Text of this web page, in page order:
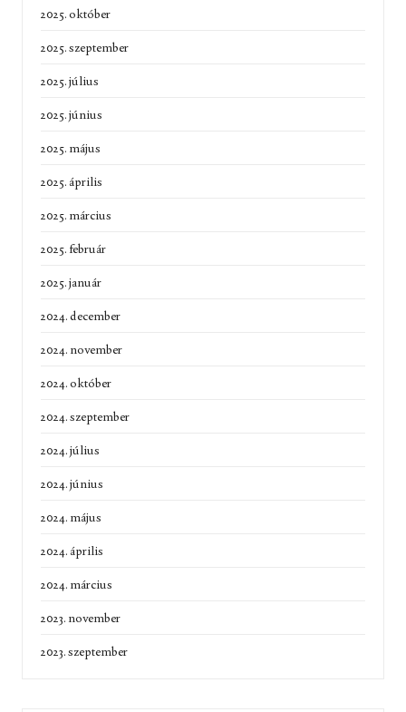
2025. október
2025. szeptember
2025. július
2025. június
2025. május
2025. április
2025. március
2025. február
2025. január
2024. december
2024. november
2024. október
2024. szeptember
2024. július
2024. június
2024. május
2024. április
2024. március
2023. november
2023. szeptember